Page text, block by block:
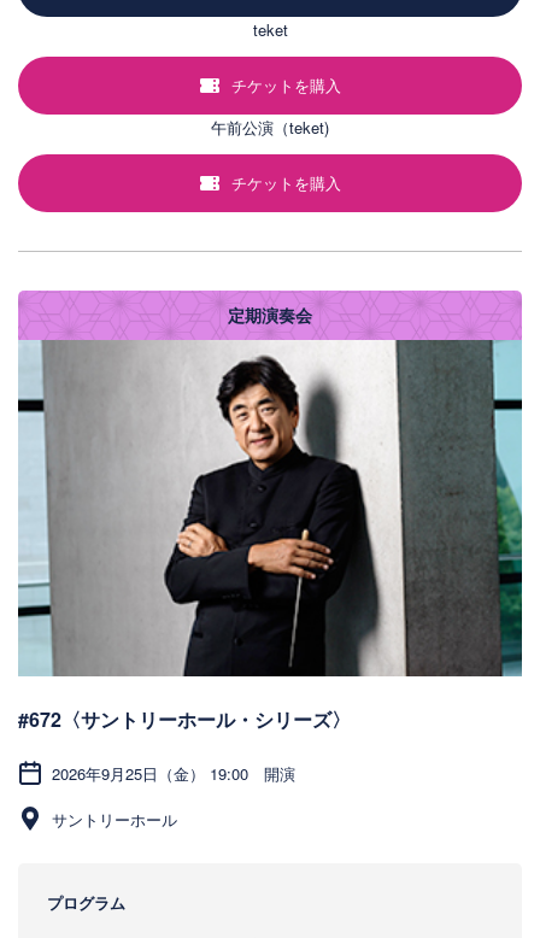
teket
チケットを購入
午前公演（teket)
チケットを購入
定期演奏会
#672〈サントリーホール・シリーズ〉
2026年9月25日（金） 19:00 開演
サントリーホール
プログラム